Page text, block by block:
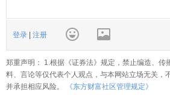
登录 注册
郑重声明： 1.根据《证券法》规定，禁止编造、
料、言论等仅代表个人观点，与本网站立场无关
并承担相应风险。
《东方财富社区管理规定》